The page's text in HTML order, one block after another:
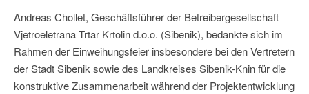
Andreas Chollet, Geschäftsführer der Betreibergesellschaft
Vjetroeletrana Trtar Krtolin d.o.o. (Sibenik), bedankte sich im
Rahmen der Einweihungsfeier insbesondere bei den Vertretern
der Stadt Sibenik sowie des Landkreises Sibenik-Knin für die
konstruktive Zusammenarbeit während der Projektentwicklung